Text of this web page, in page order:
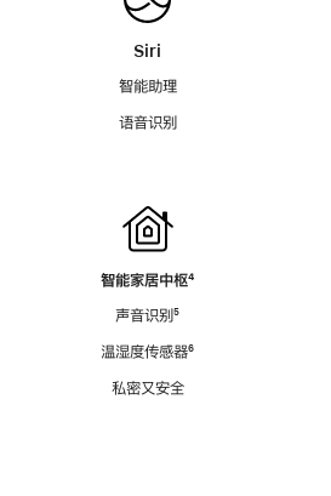
Siri
智能助理
语音识别
智能家居中枢脚
⁴
声音识别脚
⁵
温湿度传感器脚
⁶
私密又安全